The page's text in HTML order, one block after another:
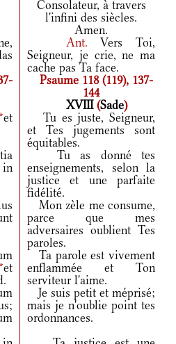
Consolateur, à travers
l'infini des siècles.
Amen.
Ant.Vers Toi,
Seigneur, je crie, ne ma
cache pas Ta face.
Psaume 118 (119), 137-
144
XVIII (Sade)
et
Tu es juste, Seigneur,
et Tes jugements sont
équitables.
Tu as donné tes
enseignements, selon la
justice et une parfaite
fidélité.
Mon zèle me consume,
parce que mes
adversaires oublient Tes
paroles.
et
Ta parole est vivement
enflammée et Ton
serviteur l'aime.
Je suis petit et méprisé;
mais je n'oublie point tes
ordonnances.